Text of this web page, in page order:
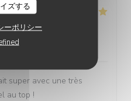
ズする
ーポリシー
ュー:
super avec une très
au top !